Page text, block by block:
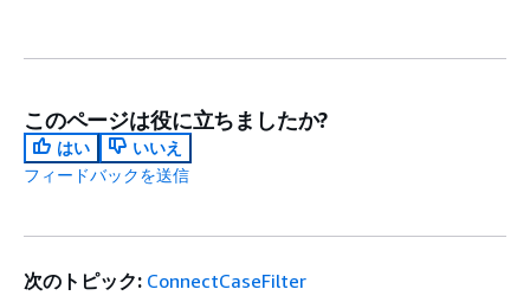
このページは役に立ちましたか?
はい
いいえ
フィードバックを送信
次のトピック: ConnectCaseFilter